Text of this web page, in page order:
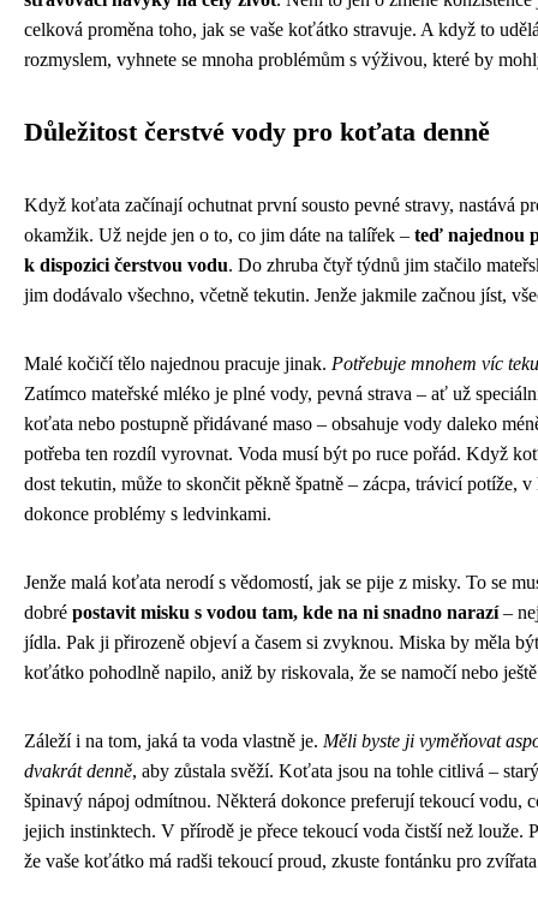
celková proměna toho, jak se vaše koťátko stravuje. A když to
rozmyslem, vyhnete se mnoha problémům s výživou, které by
Důležitost čerstvé vody pro koťata denně
Když koťata začínají ochutnat první sousto pevné stravy, nastává
okamžik. Už nejde jen o to, co jim dáte na talířek – teď najednou
k dispozici čerstvou vodu. Do zhruba čtyř týdnů jim stačilo
jim dodávalo všechno, včetně tekutin. Jenže jakmile začnou jíst,
Malé kočičí tělo najednou pracuje jinak. Potřebuje mnohem víc
Zatímco mateřské mléko je plné vody, pevná strava – ať už
koťata nebo postupně přidávané maso – obsahuje vody daleko
potřeba ten rozdíl vyrovnat. Voda musí být po ruce pořád. Když
dost tekutin, může to skončit pěkně špatně – zácpa, trávicí potíže,
dokonce problémy s ledvinkami.
Jenže malá koťata nerodí s vědomostí, jak se pije z misky. To se
dobré postavit misku s vodou tam, kde na ni snadno narazí–
jídla. Pak ji přirozeně objeví a časem si zvyknou. Miska by měla
koťátko pohodlně napilo, aniž by riskovala, že se namočí nebo
Záleží i na tom, jaká ta voda vlastně je. Měli byste ji vyměňovat
dvakrát denně, aby zůstala svěží. Koťata jsou na tohle citlivá –
špinavý nápoj odmítnou. Některá dokonce preferují tekoucí vodu,
jejich instinktech. V přírodě je přece tekoucí voda čistší než louže.
že vaše koťátko má radši tekoucí proud, zkuste fontánku pro